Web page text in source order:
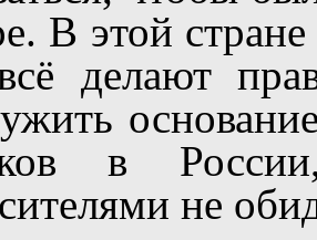
В этой
делают
в
не